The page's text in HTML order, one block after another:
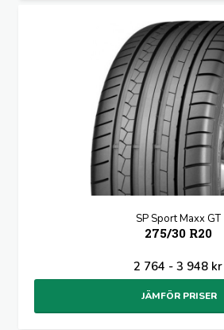
SP Sport Maxx GT
275/30 R20
2 764 - 3 948 kr
JÄMFÖR PRISER